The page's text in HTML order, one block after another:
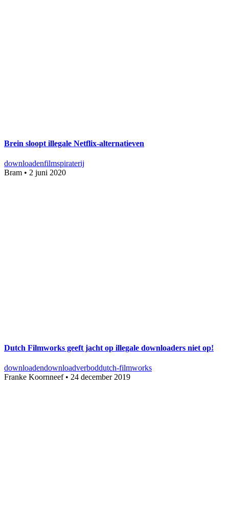
Brein sloopt illegale Netflix-alternatieven
downloadenfilmspiraterij
Bram • 2 juni 2020
Dutch Filmworks geeft jacht op illegale downloaders niet op!
downloadendownloadverboddutch-filmworks
Franke Koornneef• 24 december 2019